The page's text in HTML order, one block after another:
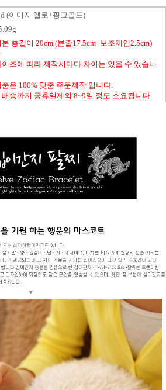
(이미지 옐로+핑크골드)
총길이 20cm (본줄17.5cm+보조체인2.5cm)
즈에 따라 제작시마다 차이는 있을 수 있습니
은 100% 맞춤 주문제작 입니다.
송까지 공휴일제외 8~9일 정도 소요됩니다.